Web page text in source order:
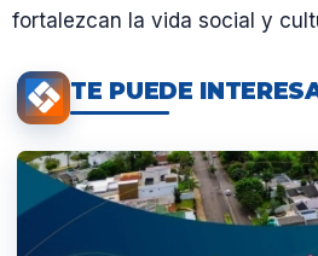
fortalezcan la vida social y
TE PUEDE